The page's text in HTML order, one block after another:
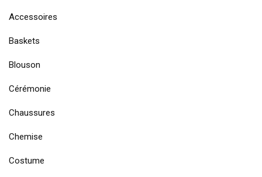
Accessoires
Baskets
Blouson
Cérémonie
Chaussures
Chemise
Costume